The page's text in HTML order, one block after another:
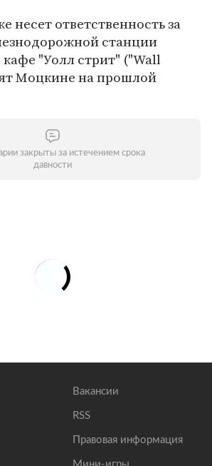
несет ответственность за
станции
"Уолл стрит" ("Wall
Моцкине на прошлой
закрыты за истечением срока
давности
Вакансии
RSS
Правовая информация